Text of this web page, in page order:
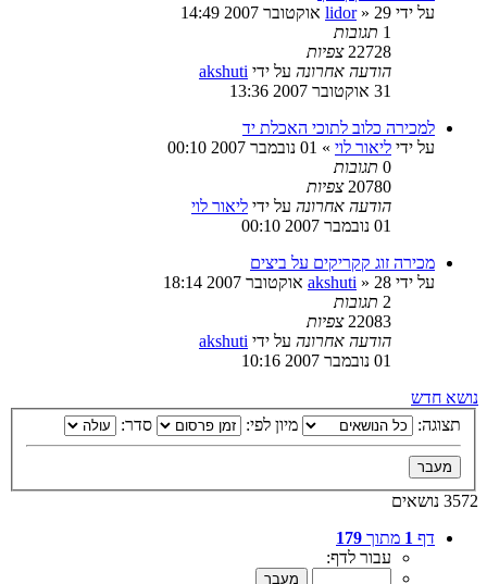
על ידי
lidor» 29 אוקטובר 2007 14:49
1 תגובות
22728 צפיות
הודעה אחרונה על ידי akshuti
31 אוקטובר 2007 13:36
למכירה כלוב לתוכי האכלת יד
על ידי ליאור לוי » 01 נובמבר 2007 00:10
0 תגובות
20780 צפיות
הודעה אחרונה על ידי ליאור לוי
01 נובמבר 2007 00:10
מכירה זוג קקריקים על ביצים
על ידי
akshuti » 28 אוקטובר 2007 18:14
2 תגובות
22083 צפיות
הודעה אחרונה על ידי akshuti
01 נובמבר 2007 10:16
נושא חדש
תצוגה:
מיון לפי: סדר:
3572 נושאים
דף 1 מתוך 179
עבור לדף: